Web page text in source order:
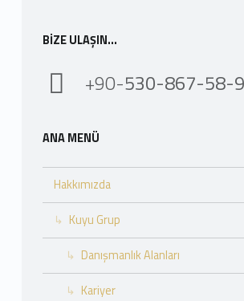
BIZE ULAŞIN…
+90-530-867-58-
ANA MENÜ
Hakkımızda
Kuyu Grup
Danışmanlık Alanları
Kariyer